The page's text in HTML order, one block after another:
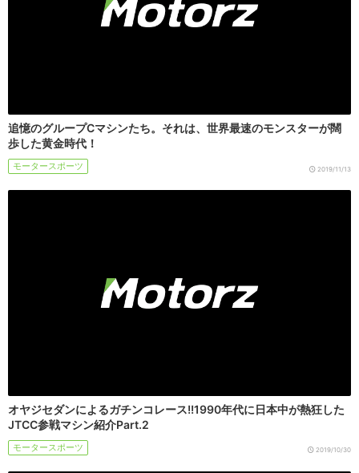
追憶のグループCマシンたち。それは、世界最速のモンスターが闊
歩した黄金時代！
モータースポーツ 2019/11/13
オヤジセダンによるガチンコレース!!1990年代に日本中が熱狂した
JTCC参戦マシン紹介Part.2
モータースポーツ 2019/10/30